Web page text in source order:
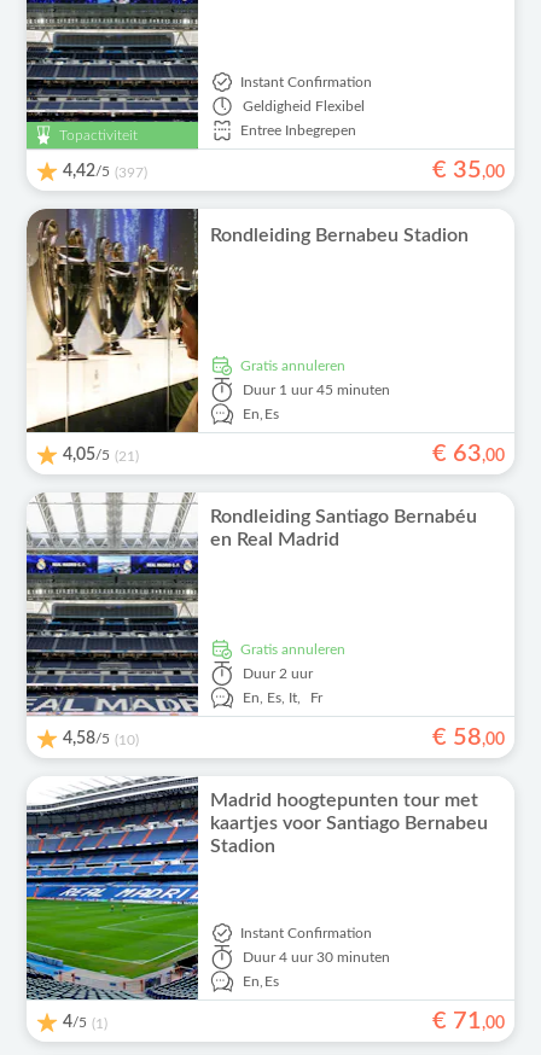
Topactiviteit
Instant Confirmation
Geldigheid Flexibel
Entree Inbegrepen
4,42/5 (397) € 35,00
Rondleiding Bernabeu Stadion
Gratis annuleren
Duur 1 uur 45 minuten
En,Es
4,05/5 (21) € 63,00
Rondleiding Santiago Bernabéu
en Real Madrid
Gratis annuleren
Duur 2 uur
En,
Es, It, Fr
4,58/5 (10) € 58,00
Madrid hoogtepunten tour met
kaartjes voor Santiago Bernabeu
Stadion
Instant Confirmation
Duur 4 uur 30 minuten
En,Es
4/5 (1) € 71,00